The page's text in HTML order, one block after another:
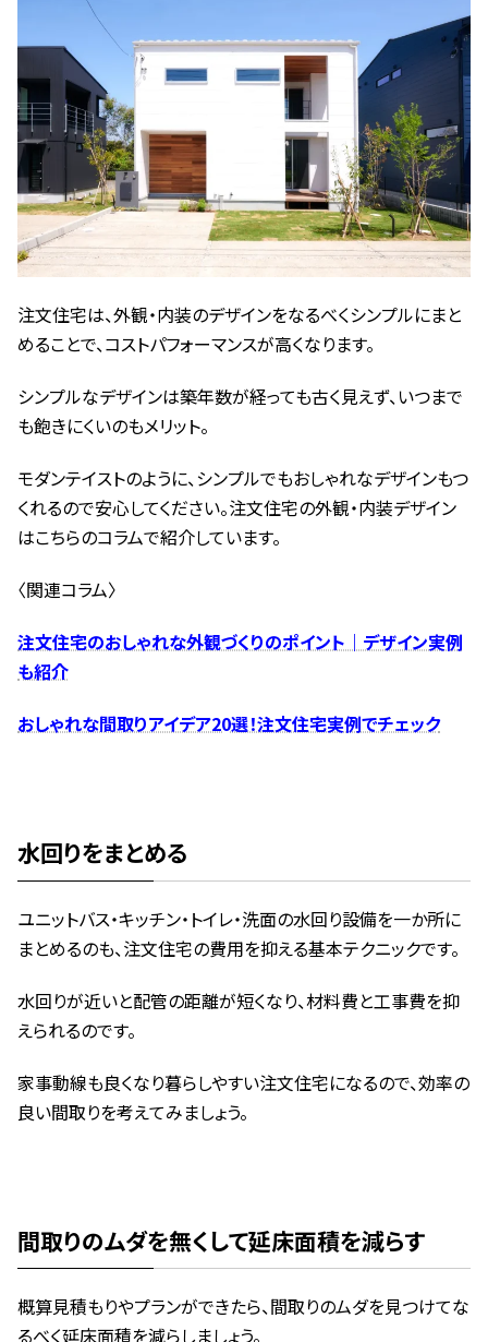
注文住宅は、外観・内装のデザインをなるべくシンプルにまと
めることで、コストパフォーマンスが高くなります。
シンプルなデザインは築年数が経っても古く見えず、いつまで
も飽きにくいのもメリット。
モダンテイストのように、シンプルでもおしゃれなデザインもつ
くれるので安心してください。注文住宅の外観・内装デザイン
はこちらのコラムで紹介しています。
〈関連コラム〉
注文住宅のおしゃれな外観づくりのポイント｜デザイン実例
も紹介
おしゃれな間取りアイデア20選！注文住宅実例でチェック
水回りをまとめる
ユニットバス・キッチン・トイレ・洗面の水回り設備を一か所に
まとめるのも、注文住宅の費用を抑える基本テクニックです。
水回りが近いと配管の距離が短くなり、材料費と工事費を抑
えられるのです。
家事動線も良くなり暮らしやすい注文住宅になるので、効率の
良い間取りを考えてみましょう。
間取りのムダを無くして延床面積を減らす
概算見積もりやプランができたら、間取りのムダを見つけてな
るべく延床面積を減らしましょう。